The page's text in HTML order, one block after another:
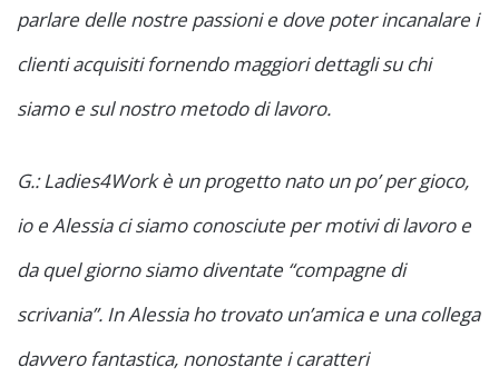
parlare delle nostre passioni e dove poter incanalare i
clienti acquisiti fornendo maggiori dettagli su chi
siamo e sul nostro metodo di lavoro.
G.: Ladies4Work è un progetto nato un po’ per gioco,
io e Alessia ci siamo conosciute per motivi di lavoro e
da quel giorno siamo diventate “compagne di
scrivania”. In Alessia ho trovato un’amica e una collega
davvero fantastica, nonostante i caratteri